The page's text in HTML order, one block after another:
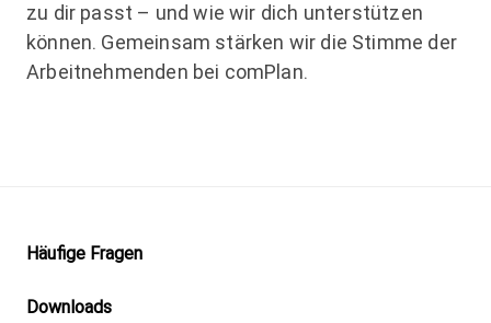
zu dir passt – und wie wir dich unterstützen
können. Gemeinsam stärken wir die Stimme der
Arbeitnehmenden bei comPlan.
Footer
Häufige Fragen
Downloads